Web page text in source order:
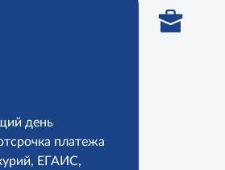
день
платежа
ЕГАИС,